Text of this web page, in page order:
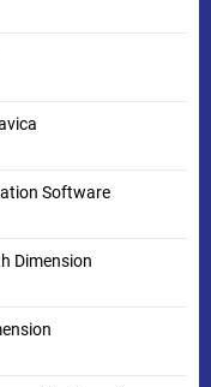
Software
Dimension